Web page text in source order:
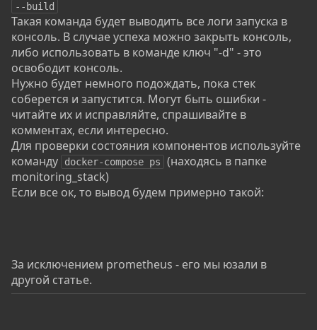
--build
Такая команда будет выводить все логи запуска в
консоль. В случае успеха можно закрыть консоль,
либо использовать в команде ключ "-d" - это
освободит консоль.
Нужно будет немного подождать, пока стек
соберется и запустится. Могут быть ошибки -
читайте их и исправляйте, спрашивайте в
комментах, если интересно.
Для проверки состояния компонентов используйте
команду
docker-compose ps
(находясь в папке
monitoring_stack)
Если все ок, то вывод будем примерно такой:
За исключением prometheus - его мы юзали в
другой статье.